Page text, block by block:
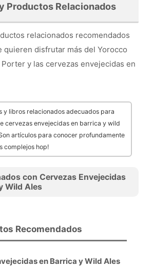
Productos Relacionados
relacionados recomendados
quieren disfrutar más del Yorocco
y las cervezas envejecidas en
y libros relacionados adecuados para
cervezas envejecidas en barrica y wild
artículos para conocer profundamente
complejos hop!
con Cervezas Envejecidas
Wild Ales
Recomendados
en Barrica y Wild Ales